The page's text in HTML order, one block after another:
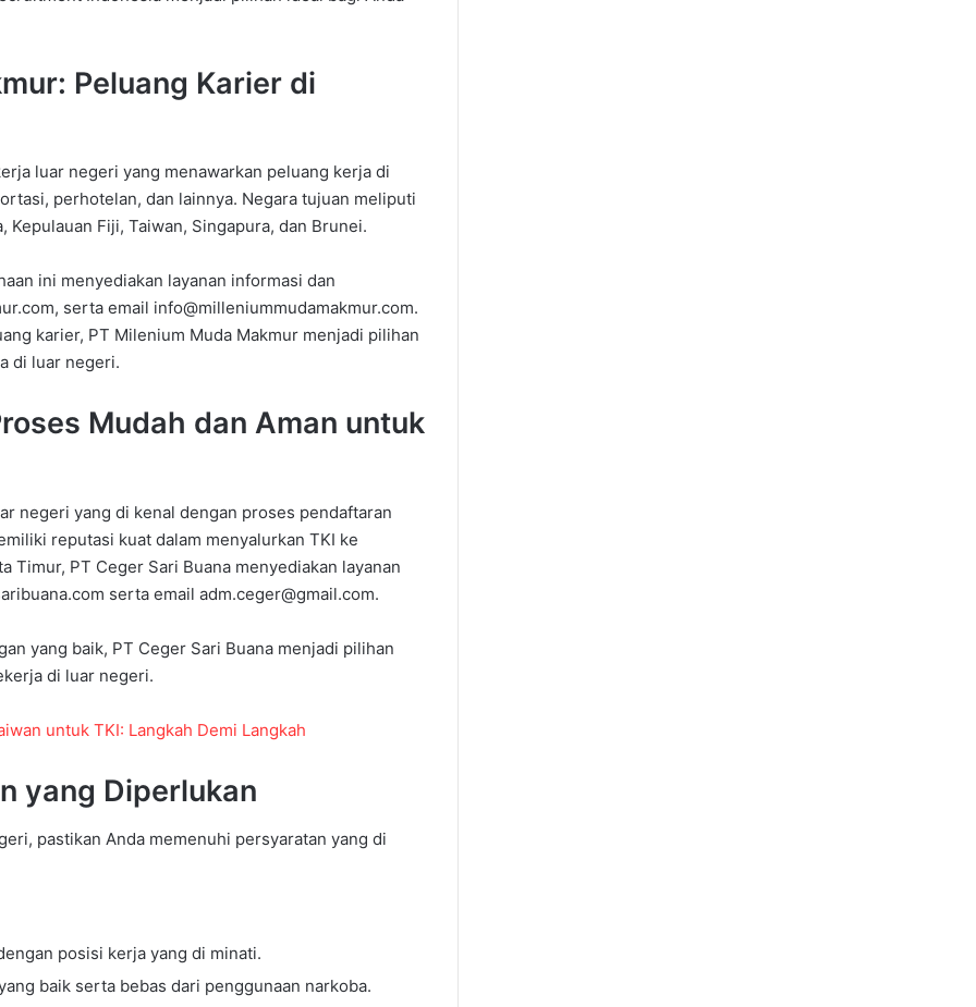
Peluang Karier di
luar negeri yang menawarkan peluang kerja di
perhotelan, dan lainnya. Negara tujuan meliputi
Kepulauan Fiji, Taiwan, Singapura, dan Brunei.
ini menyediakan layanan informasi dan
serta email info@milleniummudamakmur.com.
karier, PT Milenium Muda Makmur menjadi pilihan
di luar negeri.
Mudah dan Aman untuk
negeri yang di kenal dengan proses pendaftaran
reputasi kuat dalam menyalurkan TKI ke
Timur, PT Ceger Sari Buana menyediakan layanan
serta email adm.ceger@gmail.com.
yang baik, PT Ceger Sari Buana menjadi pilihan
di luar negeri.
untuk TKI: Langkah Demi Langkah
yang Diperlukan
pastikan Anda memenuhi persyaratan yang di
posisi kerja yang di minati.
baik serta bebas dari penggunaan narkoba.